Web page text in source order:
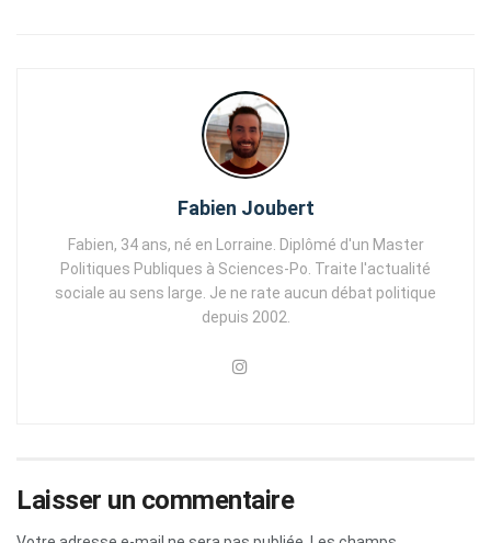
Fabien Joubert
Fabien, 34 ans, né en Lorraine. Diplômé d'un Master
Politiques Publiques à Sciences-Po. Traite l'actualité
sociale au sens large. Je ne rate aucun débat politique
depuis 2002.
Laisser un commentaire